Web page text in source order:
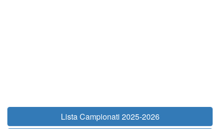
Lista Campionati 2025-2026